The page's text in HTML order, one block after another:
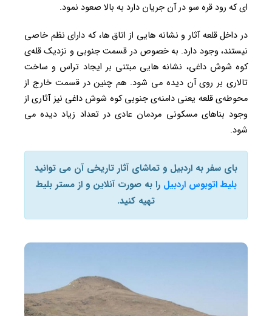
ای که رود قره سو در آن جریان دارد به بالا صعود نمود.
در داخل قلعه آثار و نشانه هایی از اتاق ها، که دارای نظم خاصی
نیستند، وجود دارد. به خصوص در قسمت جنوبی و نزدیک قله‌ی
کوه شوش داغی، نشانه هایی مبتنی بر ایجاد تراس و ساخت
تالاری بر روی آن دیده می شود. هم چنین در قسمت خارج از
محوطه‌ی قلعه یعنی دامنه‌ی جنوبی کوه شوش داغی نیز آثاری از
وجود بناهای مسکونی مردمان عادی در تعداد زیاد دیده می
شود.
بای سفر به اردبیل و تماشای آثار تاریخی آن می توانید
بلیط اتوبوس اردبیل را به صورت آنلاین و از مستر بلیط
تهیه کنید.